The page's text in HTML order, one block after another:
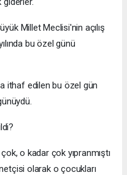
Millet Meclisi'nin açılış
bu özel günü
ithaf edilen bu özel gün
o kadar çok yıpranmıştı
olarak o çocukları